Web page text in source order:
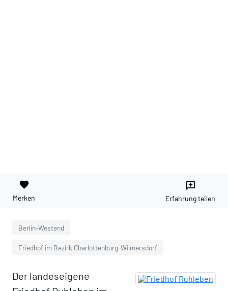
favorite
Merken
reviews
Erfahrung teilen
Berlin-Westend
Friedhof im Bezirk Charlottenburg-Wilmersdorf
Der landeseigene